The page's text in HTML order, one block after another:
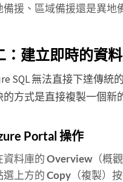
備援、區域備援還是異地
：建立即時的資
SQL 無法直接下達傳統的
的方式是直接複製一個新
Portal 操作
資料庫的Overview（概
選上方的Copy （複製）